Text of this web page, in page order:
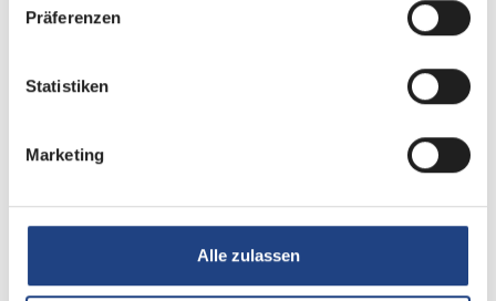
Präferenzen
Statistiken
Marketing
Alle zulassen